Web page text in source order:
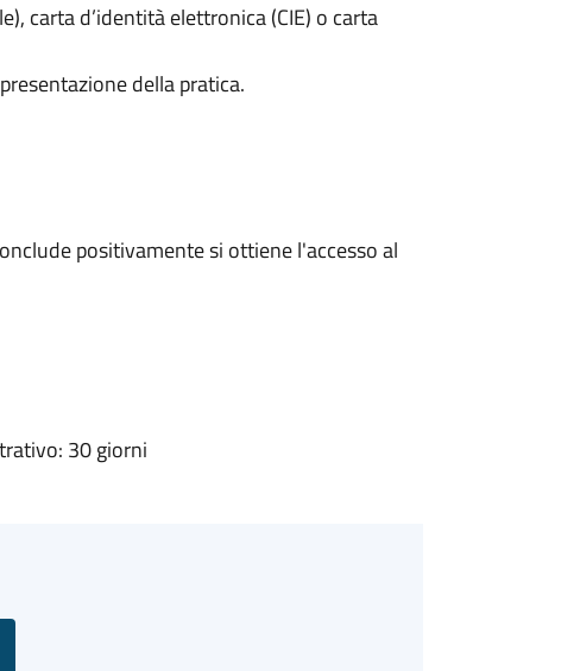
carta d’identità elettronica (CIE) o carta
della pratica.
positivamente si ottiene l'accesso al
30 giorni